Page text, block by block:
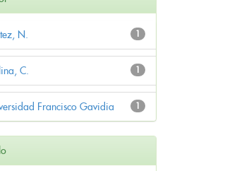
1
N.
1
C.
1
Francisco Gavidia